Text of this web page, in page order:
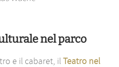
nel parco
e il cabaret, ilTeatro nel